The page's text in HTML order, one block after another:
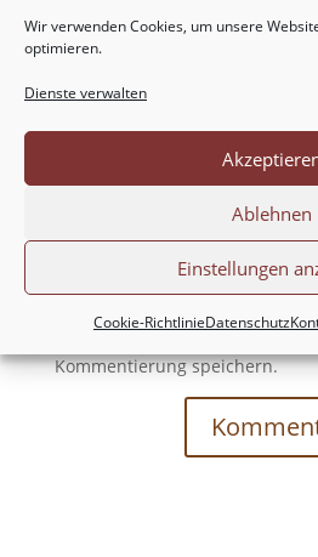
Wir verwenden Cookies, um unsere
optimieren.
Dienste verwalten
Ablehnen
Einstellungen
Cookie-RichtlinieDatenschutz
meine Website in diesem
Kommentierung speichern.